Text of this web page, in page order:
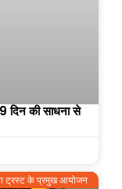
दिन की साधना से
ट्रस्ट के प्रमुख आयोजन